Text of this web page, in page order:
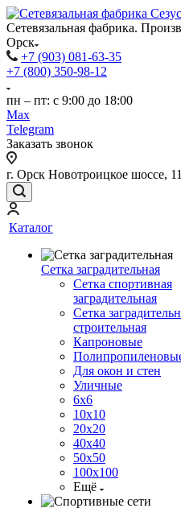
Сетевязальная фабрика.
Орск
+7 (903) 081-63-35
+7 (800) 350-98-12
пн – пт: с 9:00 до 18:00
Max
Telegram
Заказать звонок
г. Орск Новотроицкое шоссе,
Каталог
Сетка заградительная
Сетка спортивная
заградительная
Сетка
строительная
Капроновые
Для окон и стен
Уличные
6х6
10х10
20х20
40х40
50х50
100х100
Ещё